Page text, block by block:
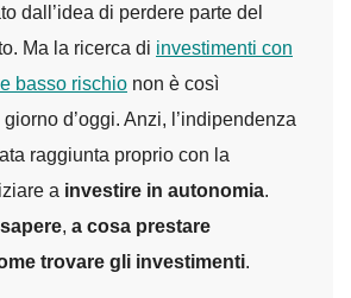
dall’idea di perdere parte del
Ma la ricerca di investimenti con
basso rischio non è così
d’oggi. Anzi, l’indipendenza
raggiunta proprio con la
a investire in autonomia.
, a cosa prestare
trovare gli investimenti.